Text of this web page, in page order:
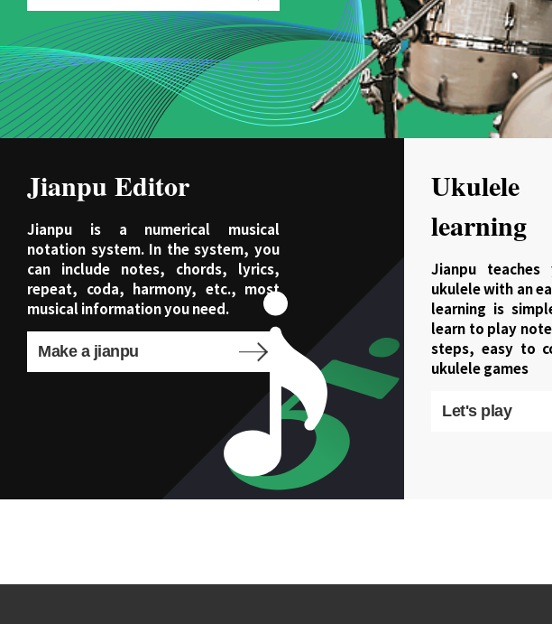
Jianpu Editor
Jianpu is a numerical musical
notation system. In the system, you
can include notes, chords, lyrics,
repeat, coda, harmony, etc., most
musical information you need.
Make a jianpu
Ukulele
learning
Jianpu
ukulele with an
learning is
learn to play
steps, easy to
ukulele games
Let's play